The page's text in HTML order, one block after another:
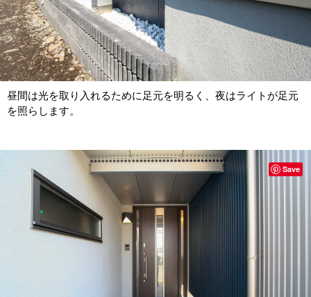
昼間は光を取り入れるために足元を明るく、夜はライトが足元
を照らします。
Save